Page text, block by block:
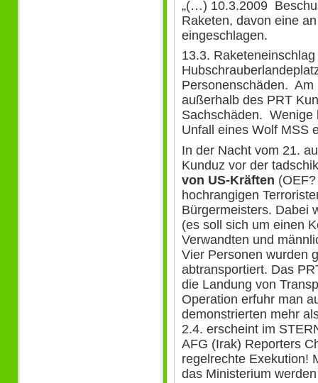
„(…) 10.3.2009
Raketen, davon eine
eingeschlagen.
13.3.
Personenschäden. Am
außerhalb des PRT
Sachschäden. Wenige
Unfall eines Wolf
In der Nacht vom 21.
Kunduz vor der
von US-Kräften
hochrangigen
Bürgermeisters. Dabei
(es soll sich um einen
Verwandten und
Vier Personen wurden
abtransportiert. Das
die Landung von
Operation erfuhr man
demonstrierten mehr
2.4. erscheint im
AFG (Irak) Reporters
regelrechte Exekution!
das Ministerium